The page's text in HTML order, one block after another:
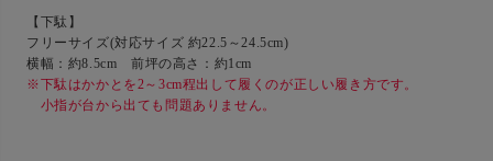
【下駄】
フリーサイズ(対応サイズ 約22.5～24.5cm)
横幅：約8.5cm 前坪の高さ：約1cm
※下駄はかかとを2～3cm程出して履くのが正しい履き方です。
小指が台から出ても問題ありません。